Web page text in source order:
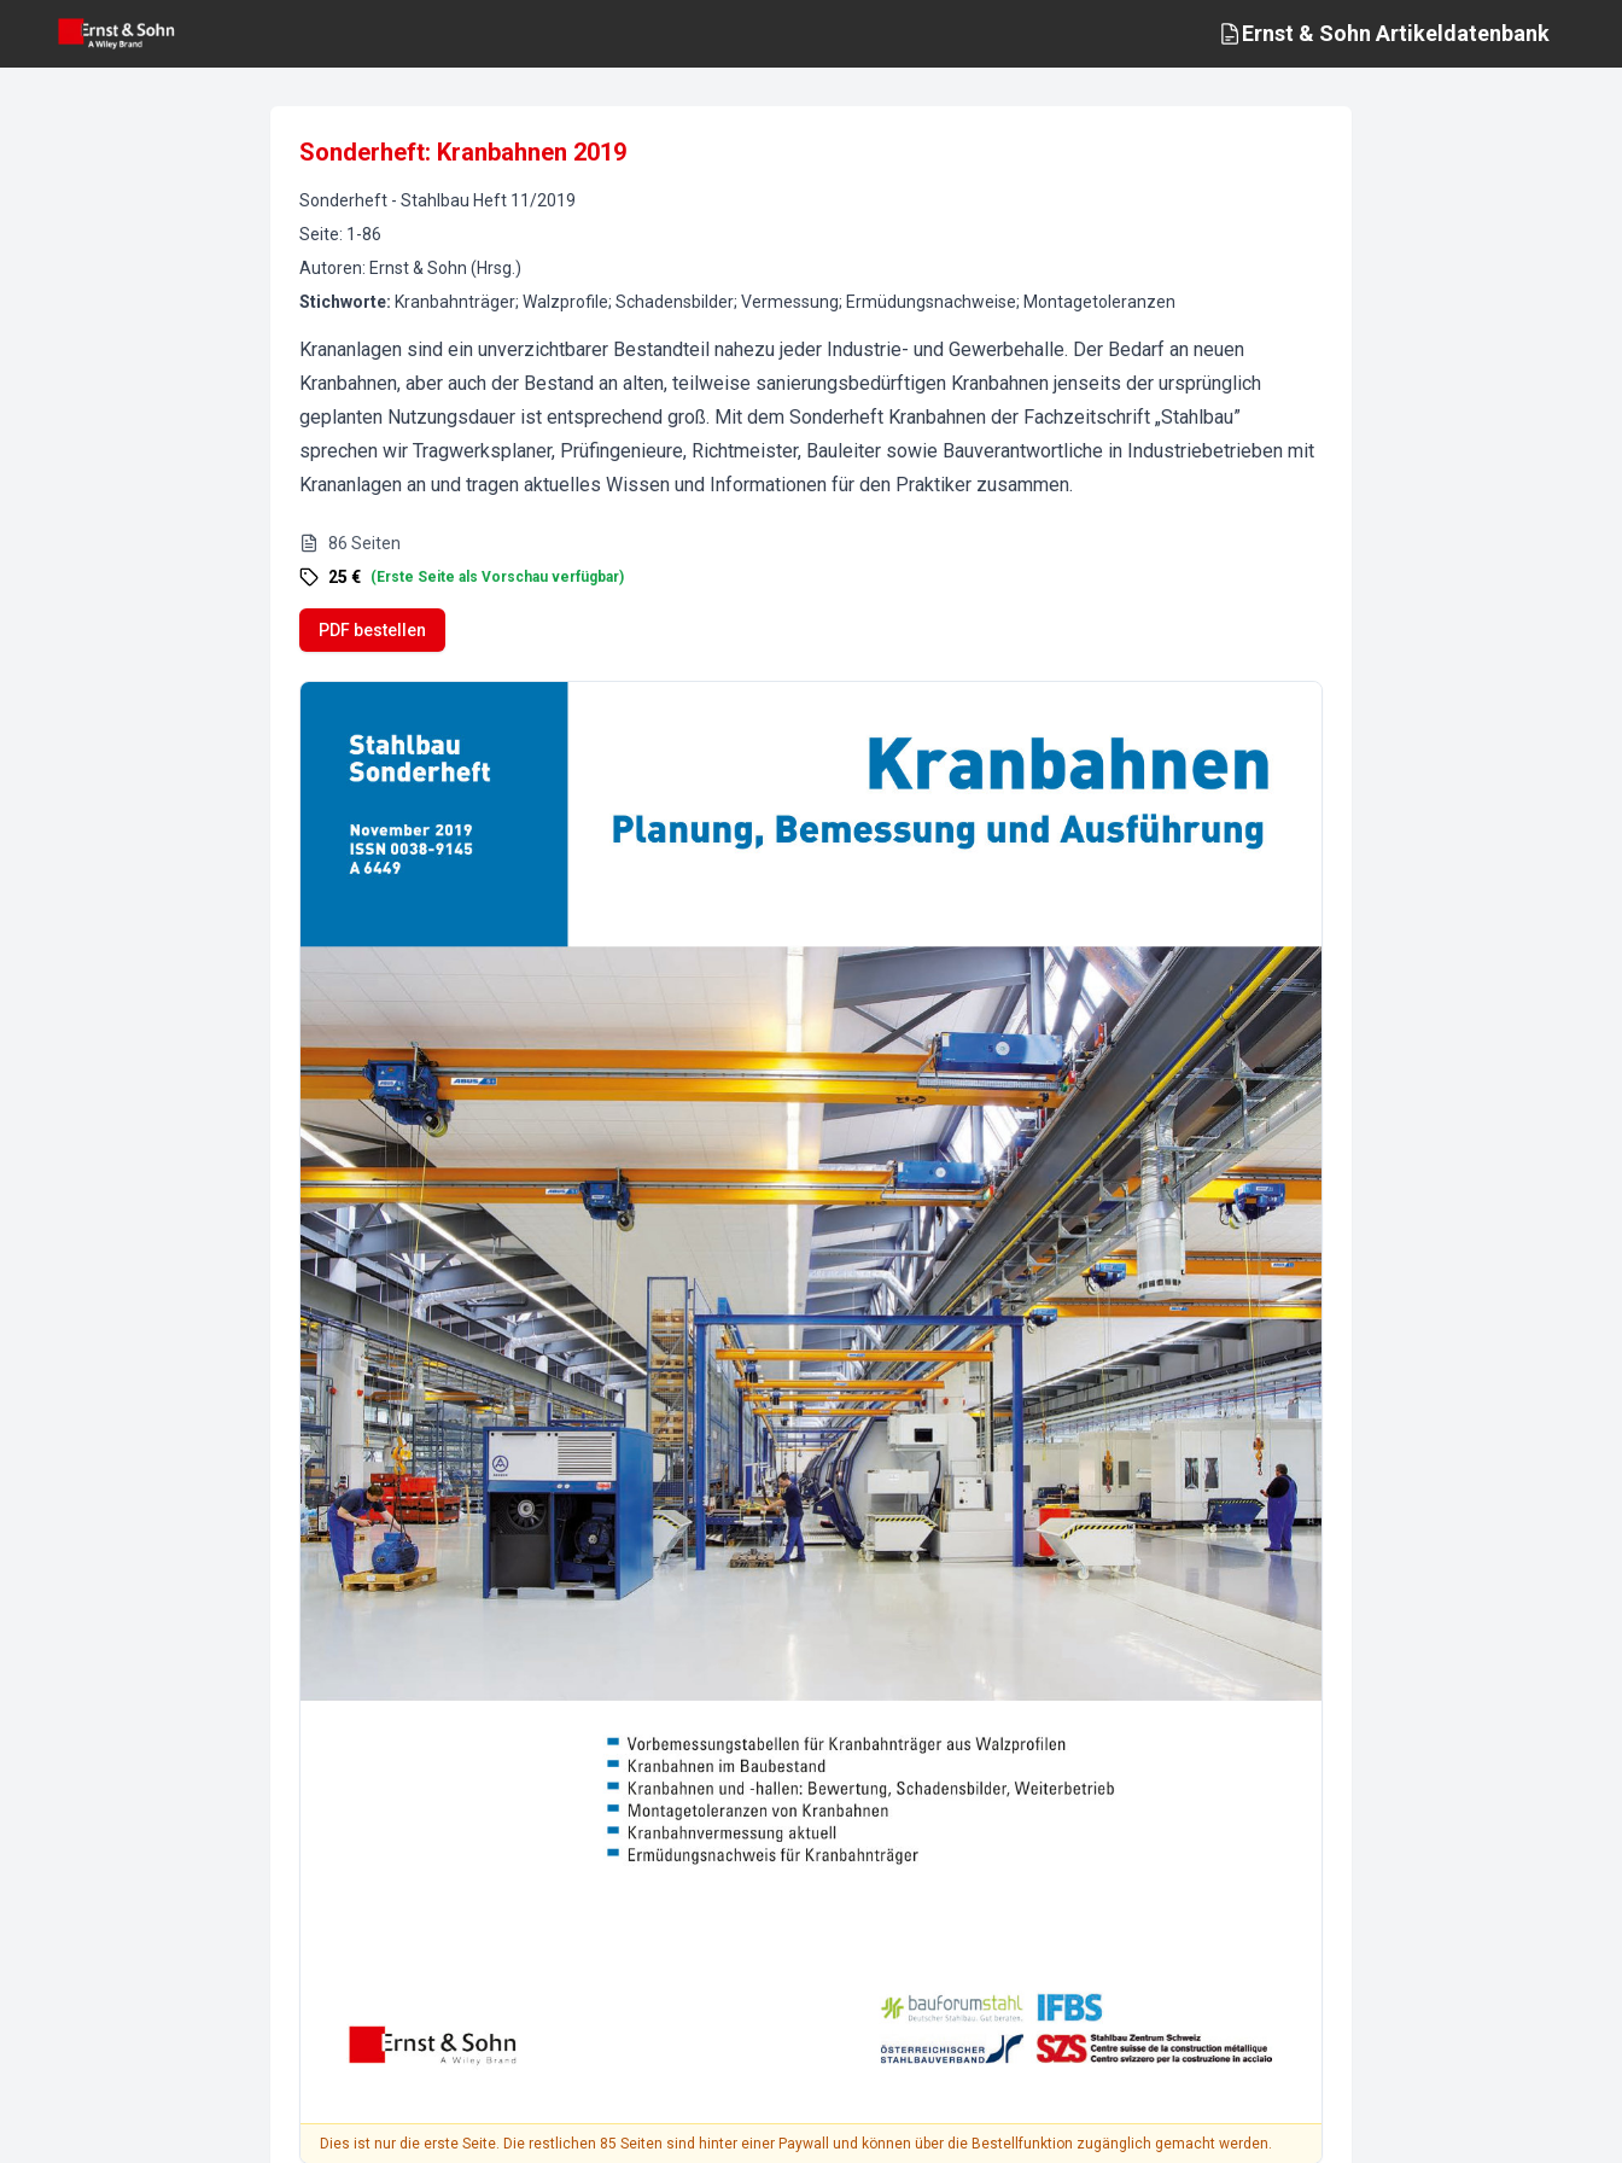
Ernst & Sohn Artikeldatenbank
Sonderheft: Kranbahnen 2019
Sonderheft - Stahlbau Heft 11/2019
Seite: 1-86
Autoren: Ernst & Sohn (Hrsg.)
Stichworte: Kranbahnträger; Walzprofile; Schadensbilder; Vermessung; Ermüdungsnachweise; Montagetoleranzen
Krananlagen sind ein unverzichtbarer Bestandteil nahezu jeder Industrie- und Gewerbehalle. Der Bedarf an neuen
Kranbahnen, aber auch der Bestand an alten, teilweise sanierungsbedürftigen Kranbahnen jenseits der ursprünglich
geplanten Nutzungsdauer ist entsprechend groß. Mit dem Sonderheft Kranbahnen der Fachzeitschrift „Stahlbau”
sprechen wir Tragwerksplaner, Prüfingenieure, Richtmeister, Bauleiter sowie Bauverantwortliche in Industriebetrieben mit
Krananlagen an und tragen aktuelles Wissen und Informationen für den Praktiker zusammen.
86 Seiten
25 €
( Erste Seite als Vorschau verfügbar)
PDF bestellen
Dies ist nur die erste Seite. Die restlichen 85 Seiten sind hinter einer Paywall und können über die Bestellfunktion zugänglich gemacht werden.